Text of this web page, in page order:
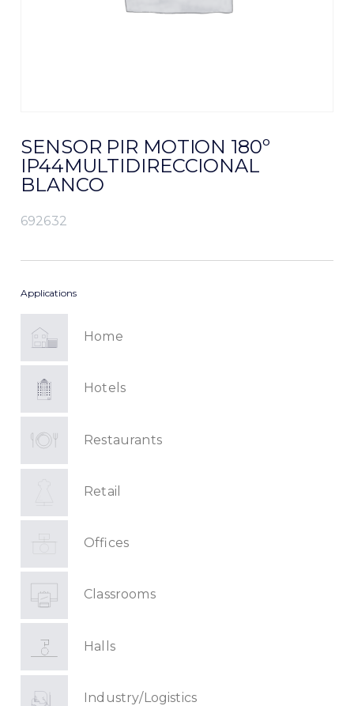
SENSOR PIR MOTION 180º
IP44MULTIDIRECCIONAL
BLANCO
692632
Applications
Home
Hotels
Restaurants
Retail
Offices
Classrooms
Halls
Industry/Logistics